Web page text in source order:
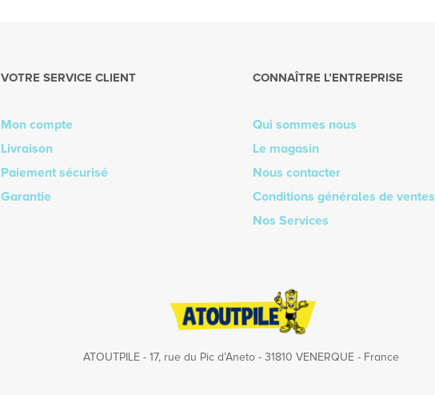
VOTRE SERVICE CLIENT
Mon compte
Livraison
Paiement sécurisé
Garantie
CONNAÎTRE L’ENTREPRISE
Qui sommes nous
Le magasin
Nous contacter
Conditions générales de ventes
Nos Services
ATOUTPILE - 17, rue du Pic d’Aneto - 31810 VENERQUE - France